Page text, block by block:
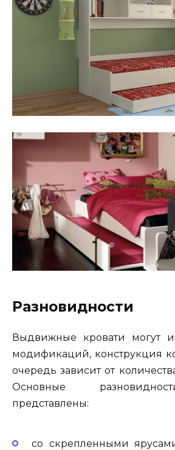
Разновидности
Выдвижные кровати могут
модификаций, конструкция
очередь зависит от
Основные
представлены:
со скрепленными